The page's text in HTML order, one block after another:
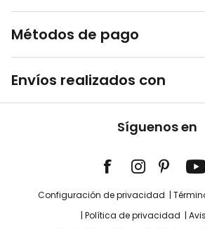
Métodos de pago
Envíos realizados con
Síguenos en
Configuración de privacidad
Política de privacidad